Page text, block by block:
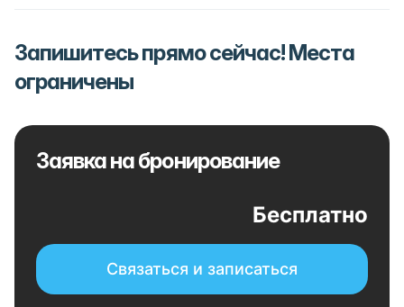
Запишитесь прямо сейчас! Места
ограничены
Заявка на бронирование
Бесплатно
Связаться и записаться